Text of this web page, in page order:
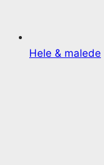
Hele & malede